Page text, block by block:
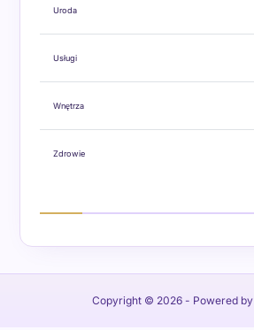
Uroda
Usługi
Wnętrza
Zdrowie
Copyright © 2026 - Powered by